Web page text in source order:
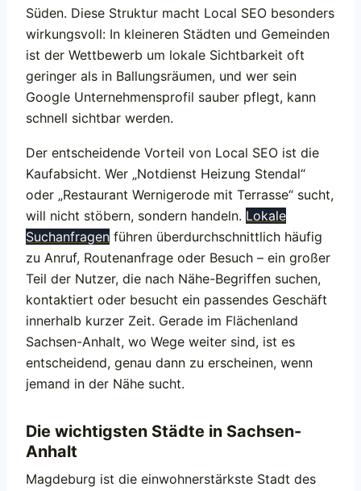
Süden. Diese Struktur macht Local SEO besonders
wirkungsvoll: In kleineren Städten und Gemeinden
ist der Wettbewerb um lokale Sichtbarkeit oft
geringer als in Ballungsräumen, und wer sein
Google Unternehmensprofil sauber pflegt, kann
schnell sichtbar werden.
Der entscheidende Vorteil von Local SEO ist die
Kaufabsicht. Wer „Notdienst Heizung Stendal“
oder „Restaurant Wernigerode mit Terrasse“ sucht,
will nicht stöbern, sondern handeln. Lokale
Suchanfragen führen überdurchschnittlich häufig
zu Anruf, Routenanfrage oder Besuch – ein großer
Teil der Nutzer, die nach Nähe-Begriffen suchen,
kontaktiert oder besucht ein passendes Geschäft
innerhalb kurzer Zeit. Gerade im Flächenland
Sachsen-Anhalt, wo Wege weiter sind, ist es
entscheidend, genau dann zu erscheinen, wenn
jemand in der Nähe sucht.
Die wichtigsten Städte in Sachsen-
Anhalt
Magdeburg ist die einwohnerstärkste Stadt des